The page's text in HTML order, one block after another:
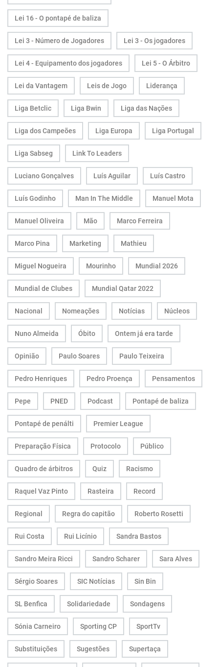
Lei 16 - O pontapé de baliza
Lei 3 - Número de Jogadores Lei 3 - Os jogadores
Lei 4 - Equipamento dos jogadores Lei 5 - O Árbitro
Lei da Vantagem Leis de Jogo Liderança
Liga Betclic Liga Bwin Liga das Nações
Liga dos Campeões Liga Europa Liga Portugal
Liga Sabseg Link To Leaders
Luciano Gonçalves Luís Aguilar Luís Castro
Luís Godinho Man In The Middle Manuel Mota
Manuel Oliveira Mão Marco Ferreira
Marco Pina Marketing Mathieu
Miguel Nogueira Mourinho Mundial 2026
Mundial de Clubes Mundial Qatar 2022
Nacional Nomeações Notícias Núcleos
Nuno Almeida Óbito Ontem já era tarde
Opinião Paulo Soares Paulo Teixeira
Pedro Henriques Pedro Proença Pensamentos
Pepe PNED Podcast Pontapé de baliza
Pontapé de penálti Premier League
Preparação Física Protocolo Público
Quadro de árbitros Quiz Racismo
Raquel Vaz Pinto Rasteira Record
Regional Regra do capitão Roberto Rosetti
Rui Costa Rui Licínio Sandra Bastos
Sandro Meira Ricci Sandro Scharer Sara Alves
Sérgio Soares SIC Notícias Sin Bin
SL Benfica Solidariedade Sondagens
Sónia Carneiro Sporting CP SportTv
Substituições Sugestões Supertaça